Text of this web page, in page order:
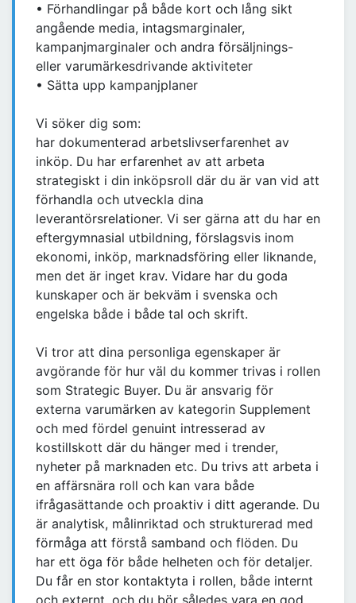
• Förhandlingar på både kort och lång sikt
angående media, intagsmarginaler,
kampanjmarginaler och andra försäljnings-
eller varumärkesdrivande aktiviteter
• Sätta upp kampanjplaner
Vi söker dig som:
har dokumenterad arbetslivserfarenhet av
inköp. Du har erfarenhet av att arbeta
strategiskt i din inköpsroll där du är van vid att
förhandla och utveckla dina
leverantörsrelationer. Vi ser gärna att du har en
eftergymnasial utbildning, förslagsvis inom
ekonomi, inköp, marknadsföring eller liknande,
men det är inget krav. Vidare har du goda
kunskaper och är bekväm i svenska och
engelska både i både tal och skrift.
Vi tror att dina personliga egenskaper är
avgörande för hur väl du kommer trivas i rollen
som Strategic Buyer. Du är ansvarig för
externa varumärken av kategorin Supplement
och med fördel genuint intresserad av
kostillskott där du hänger med i trender,
nyheter på marknaden etc. Du trivs att arbeta i
en affärsnära roll och kan vara både
ifrågasättande och proaktiv i ditt agerande. Du
är analytisk, målinriktad och strukturerad med
förmåga att förstå samband och flöden. Du
har ett öga för både helheten och för detaljer.
Du får en stor kontaktyta i rollen, både internt